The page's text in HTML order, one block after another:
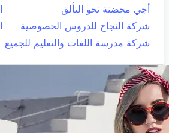
أجي محضنة نحو التألق
شركة النجاح للدروس الخصوصية
شركة مدرسة اللغات والتعليم للجميع